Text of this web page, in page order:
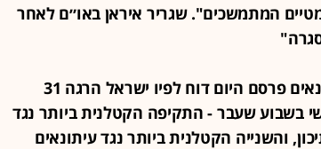
המתמשכים". שגריר איראן באו״ם לאחר
19:13 - ארגון הוועד להגנה על עיתונאים פרסם היום דוח לפיו ישראל הרגה 31
בשבוע שעבר - התקיפה הקטלנית ביותר נגד
והשנייה הקטלנית ביותר נגד עיתונאים